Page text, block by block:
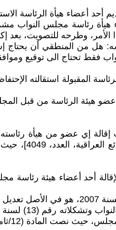
أعضاء هيأة الرئاسة
هيأة رئاسة مجلس النواب
بعد إكمال النصاب وحضور (165 نائب)
هل من المنطقي أن
هيئة الرئاسة من قبل
رقم (49)
حيث نصت المادة (12/ثامنا):